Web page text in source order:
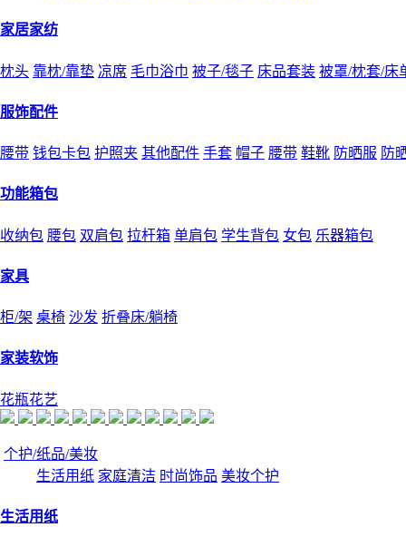
家居家纺
枕头 靠枕/靠垫 凉席 毛巾浴巾 被子/毯子 床品套装 被罩/枕套/床
服饰配件
腰带 钱包卡包 护照夹 其他配件 手套 帽子 腰带 鞋靴 防晒服 防
功能箱包
收纳包 腰包 双肩包 拉杆箱 单肩包 学生背包 女包 乐器箱包
家具
柜/架 桌椅 沙发 折叠床/躺椅
家装软饰
花瓶花艺
个护/纸品/美妆
生活用纸 家庭清洁 时尚饰品 美妆个护
生活用纸